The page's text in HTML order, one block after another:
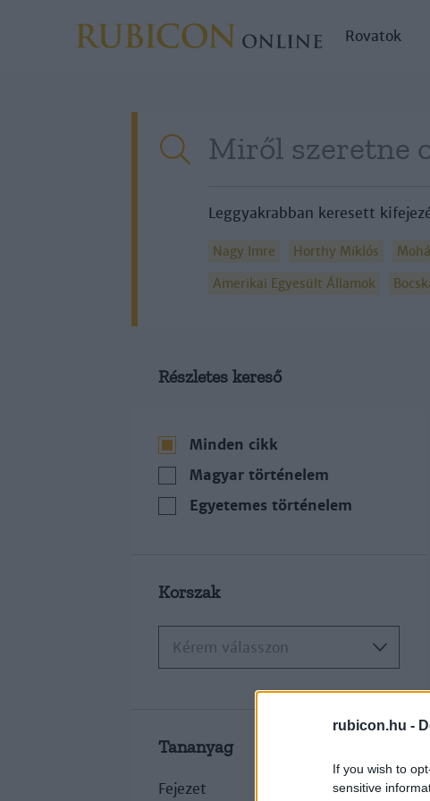
rubicon.hu -
If you wish to
sensitive
Rovatok
Leggyakrabban keresett
Nagy Imre Horthy Miklós
Amerikai Egyesült Államok
Részletes kereső
Minden cikk
Magyar történelem
Egyetemes történelem
Korszak
Kérem válasszon
Tananyag
Fejezet